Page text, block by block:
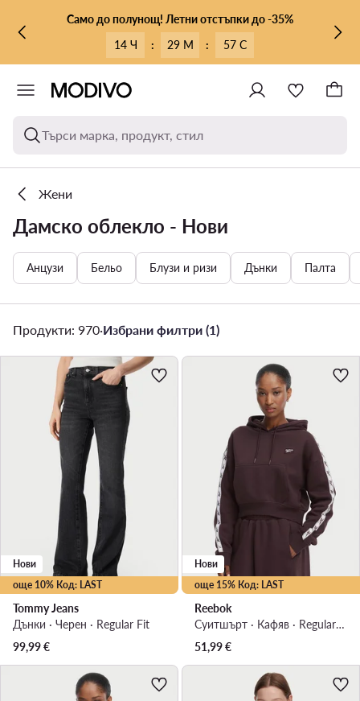
КЪМ ОСНОВНОТО СЪДЪРЖАНИЕ
КЪМ ТЪРСЕНЕСамо до полунощ! Летни отстъпки до -35%
14 Ч
: 29 М : 55 С
Търси марка, продукт, стил
Жени
Дамско облекло - Нови
Анцузи Бельо Блузи и ризи Дънки Палта
Продукти: 970·Избрани филтри (1)
още 10% Код: LAST
Нови
Tommy Jeans
Дънки · Черен · Regular Fit
99,99€
още 15% Код: LAST
Нови
Reebok
Суитшърт · Кафяв · Regular Fit
51,99€